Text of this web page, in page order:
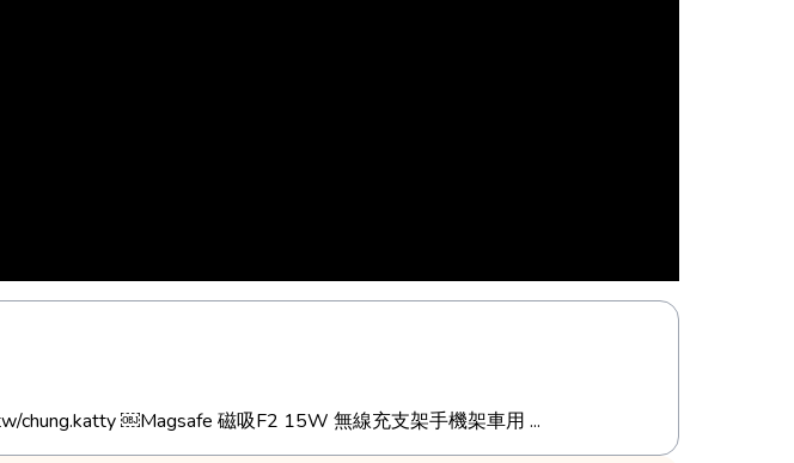
chung.katty ￼Magsafe 磁吸F2 15W 無線充支架手機架車用 ...